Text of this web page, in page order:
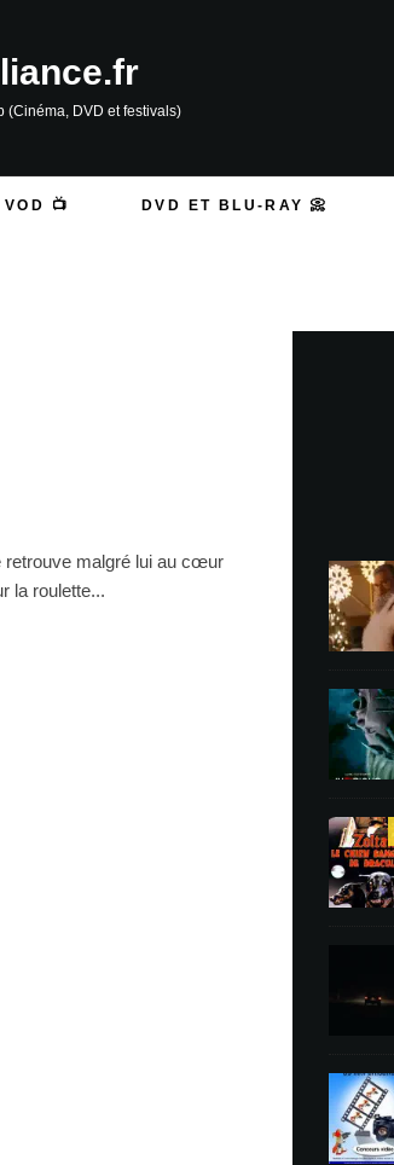
(Cinéma, DVD et festivals)
VOD 📺 DVD ET BLU-RAY 📀
retrouve malgré lui au cœur
la roulette...